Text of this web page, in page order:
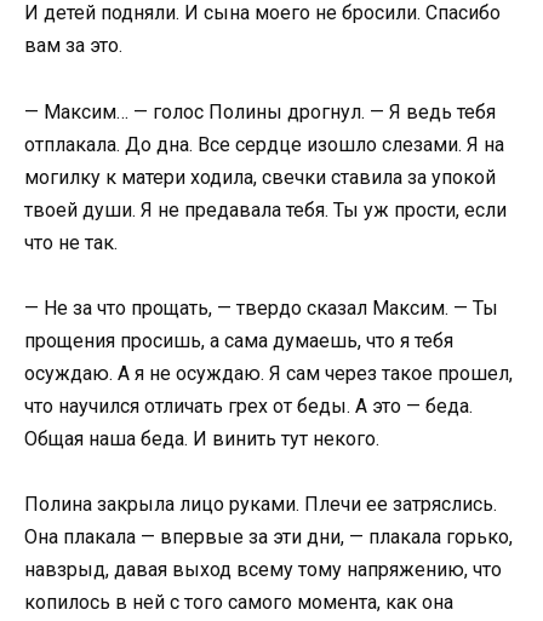
И детей подняли. И сына моего не бросили. Спасибо
вам за это.
— Максим… — голос Полины дрогнул. — Я ведь тебя
отплакала. До дна. Все сердце изошло слезами. Я на
могилку к матери ходила, свечки ставила за упокой
твоей души. Я не предавала тебя. Ты уж прости, если
что не так.
— Не за что прощать, — твердо сказал Максим. — Ты
прощения просишь, а сама думаешь, что я тебя
осуждаю. А я не осуждаю. Я сам через такое прошел,
что научился отличать грех от беды. А это — беда.
Общая наша беда. И винить тут некого.
Полина закрыла лицо руками. Плечи ее затряслись.
Она плакала — впервые за эти дни, — плакала горько,
навзрыд, давая выход всему тому напряжению, что
копилось в ней с того самого момента, как она